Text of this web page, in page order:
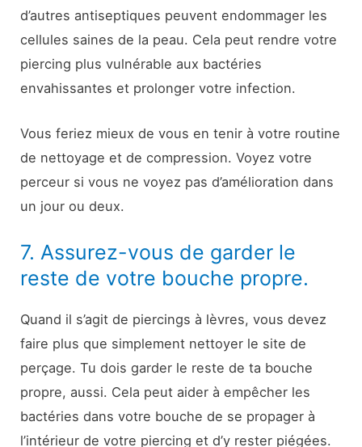
d’autres antiseptiques peuvent endommager les
cellules saines de la peau. Cela peut rendre votre
piercing plus vulnérable aux bactéries
envahissantes et prolonger votre infection.
Vous feriez mieux de vous en tenir à votre routine
de nettoyage et de compression. Voyez votre
perceur si vous ne voyez pas d’amélioration dans
un jour ou deux.
7. Assurez-vous de garder le
reste de votre bouche propre.
Quand il s’agit de piercings à lèvres, vous devez
faire plus que simplement nettoyer le site de
perçage. Tu dois garder le reste de ta bouche
propre, aussi. Cela peut aider à empêcher les
bactéries dans votre bouche de se propager à
l’intérieur de votre piercing et d’y rester piégées.